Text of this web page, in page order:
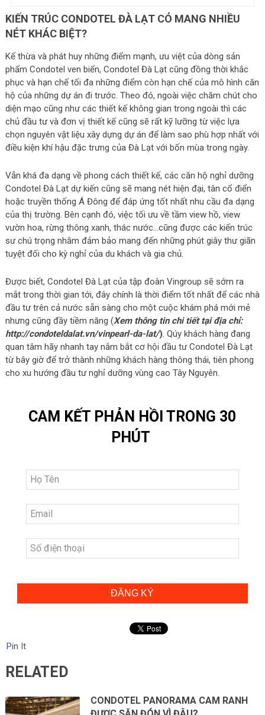
KIẾN TRÚC CONDOTEL ĐÀ LẠT CÓ MANG NHIỀU
NÉT KHÁC BIỆT?
Kế thừa và phát huy những điểm mạnh, ưu việt của dòng sản
phẩm Condotel ven biển, Condotel Đà Lạt cũng đồng thời khắc
phục và hạn chế tối đa những điểm còn hạn chế của mô hình căn
hộ của những dự án đi trước. Theo đó, ngoài việc chăm chút cho
diện mạo cũng như các thiết kế không gian trong ngoài thì các
chủ đầu tư và đơn vị thiết kế cũng sẽ rất kỹ lưỡng từ việc lựa
chọn nguyên vật liệu xây dựng dự án để làm sao phù hợp nhất với
điều kiện khí hậu đặc trưng của Đà Lạt với bốn mùa trong ngày.
Vẫn khá đa dạng về phong cách thiết kế, các căn hộ nghỉ dưỡng
Condotel Đà Lạt dự kiến cũng sẽ mang nét hiện đại, tân cổ điển
hoặc truyền thống Á Đông để đáp ứng tốt nhất nhu cầu đa dạng
của thị trường. Bên cạnh đó, việc tối ưu về tầm view hồ, view
vườn hoa, rừng thông xanh, thác nước…cũng được các kiến trúc
sư chú trọng nhằm đảm bảo mang đến những phút giây thư giãn
tuyệt đối cho kỳ nghỉ của du khách và gia chủ.
Được biết, Condotel Đà Lạt của tập đoàn Vingroup sẽ sớm ra
mắt trong thời gian tới, đây chính là thời điểm tốt nhất để các nhà
đầu tư trên cả nước sẵn sàng cho một cuộc khám phá mới mẻ
nhưng cũng đầy tiềm năng (Xem thông tin chi tiết tại địa chỉ:
http://condoteldalat.vn/vinpearl-da-lat/). Qúy khách hàng đang
quan tâm hãy nhanh tay nắm bắt cơ hội đầu tư Condotel Đà Lạt
từ bây giờ để trở thành những khách hàng thông thái, tiên phong
cho xu hướng đầu tư nghỉ dưỡng vùng cao Tây Nguyên.
CAM KẾT PHẢN HỒI TRONG 30
PHÚT
ĐĂNG KÝ
Pin It
RELATED
CONDOTEL PANORAMA CAM RANH